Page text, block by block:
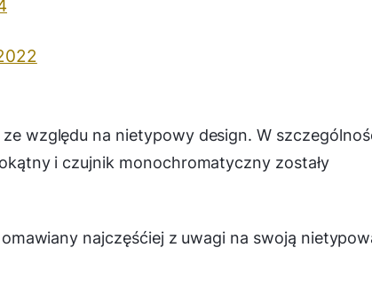
względu na nietypowy design. W
i czujnik monochromatyczny zostały
najczęśćiej z uwagi na swoją